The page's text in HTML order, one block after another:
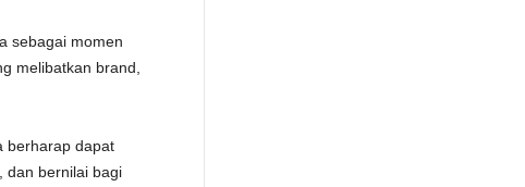
sebagai momen
melibatkan brand,
berharap dapat
dan bernilai bagi